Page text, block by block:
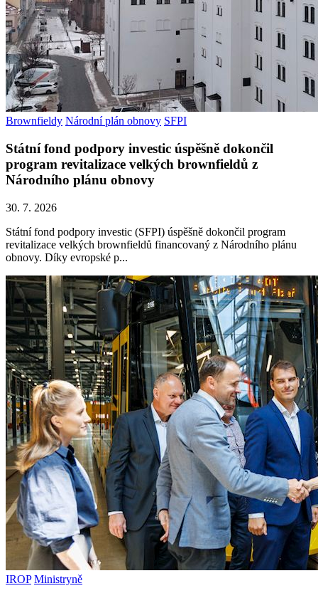
Brownfieldy Národní plán obnovy SFPI
Státní fond podpory investic úspěšně dokončil
program revitalizace velkých brownfieldů z
Národního plánu obnovy
30. 7. 2026
Státní fond podpory investic (SFPI) úspěšně dokončil program
revitalizace velkých brownfieldů financovaný z Národního plánu
obnovy. Díky evropské p...
IROP Ministryně